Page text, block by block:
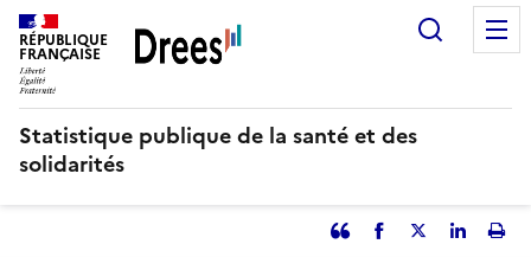
Aller
au
contenu
principal
RÉPUBLIQUE
FRANÇAISE
Statistique publique de la santé et des
solidarités
PartagerFacebook
Partager
Partager